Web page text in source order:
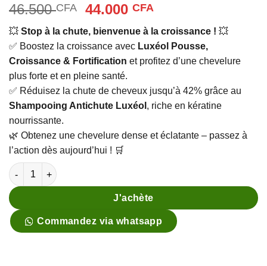
46.500CFA
Le
initial
était :
46.500 CFA.
44.000CFALe
actuel
est :
44.000 CFA.
💥 Stop à la chute, bienvenue à la croissance ! 💥
✅ Boostez la croissance avec Luxéol Pousse,
Croissance & Fortification et profitez d’une chevelure
plus forte et en pleine santé.
✅ Réduisez la chute de cheveux jusqu’à 42% grâce au
Shampooing Antichute Luxéol , riche en kératine
nourrissante.
🌿 Obtenez une chevelure dense et éclatante – passez à
l’action dès aujourd’hui ! 🛒
quantité de Pack Antichute Shampooing
J'achète
Commandez via whatsapp